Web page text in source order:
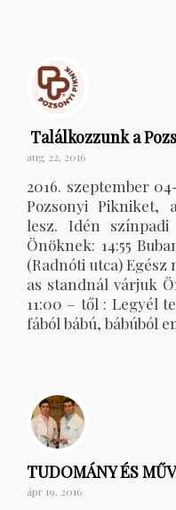
Találkozzunk a
aug 22, 2016
2016. szeptember
Pozsonyi Pikniket,
lesz. Idén
Önöknek: 14:55
(Radnóti utca) Egész
as standnál várjuk
11:00 – től : Legyél
fából bábú, bábúból
TUDOMÁNY ÉS
ápr 19, 2016